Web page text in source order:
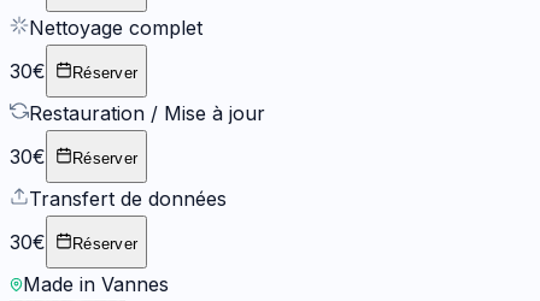
Nettoyage complet
30€
Réserver
Restauration / Mise à jour
30€
Réserver
Transfert de données
30€
Réserver
Made in Vannes